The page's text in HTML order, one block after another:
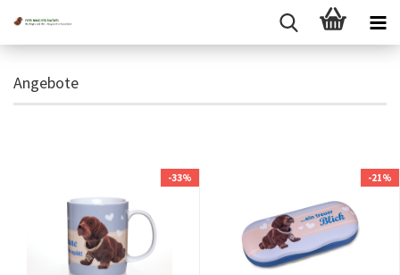
Angebote
-33% -21%